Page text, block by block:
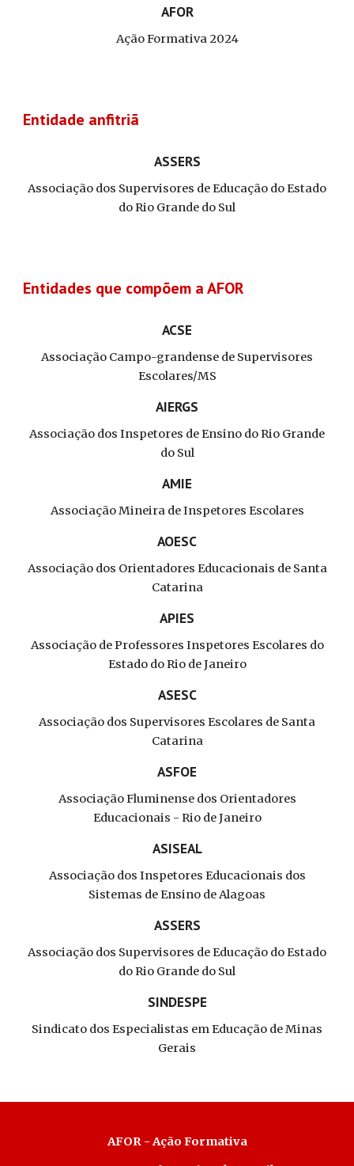
AFOR
Ação Formativa 2024
Entidade anfitriã
ASSERS
Associação dos Supervisores de Educação do Estado
do Rio Grande do Sul
Entidades que compõem a AFOR
ACSE
Associação Campo-grandense de Supervisores
Escolares/MS
AIERGS
Associação dos Inspetores de Ensino do Rio Grande
do Sul
AMIE
Associação Mineira de Inspetores Escolares
AOESC
Associação dos Orientadores Educacionais de Santa
Catarina
APIES
Associação de Professores Inspetores Escolares do
Estado do Rio de Janeiro
ASESC
Associação dos Supervisores Escolares de Santa
Catarina
ASFOE
Associação Fluminense dos Orientadores
Educacionais - Rio de Janeiro
ASISEAL
Associação dos Inspetores Educacionais dos
Sistemas de Ensino de Alagoas
ASSERS
Associação dos Supervisores de Educação do Estado
do Rio Grande do Sul
SINDESPE
Sindicato dos Especialistas em Educação de Minas
Gerais
AFOR - Ação Formativa